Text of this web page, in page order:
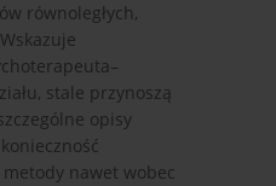
równoległych,
stale przynoszą
opisy
nawet wobec